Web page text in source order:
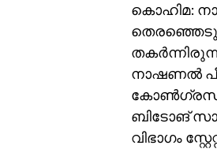
കൊഹിമ:
നാഷണല്‍
ബിടോങ്
വിഭാഗം